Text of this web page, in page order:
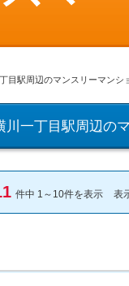
目駅周辺のマンスリーマンシ
川一丁目駅周辺の
件中 1～10件を表示 表